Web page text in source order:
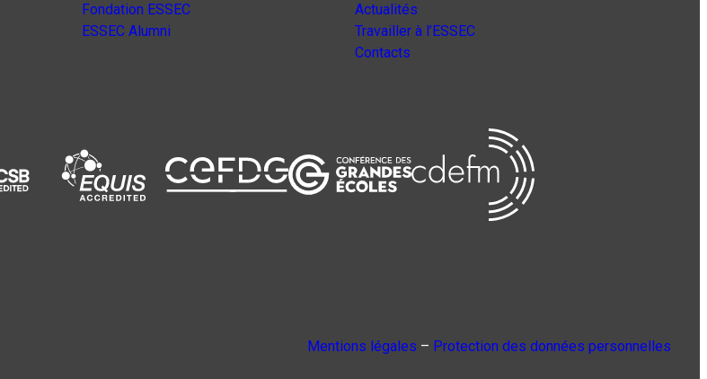
Fondation ESSEC
ESSEC Alumni
Actualités
Travailler à l’ESSEC
Contacts
Mentions légales – Protection des données personnelles